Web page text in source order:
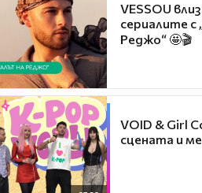
VESSOU
сериалите
Реджо“ 🤩🎬
VOID & Girl
сцената и